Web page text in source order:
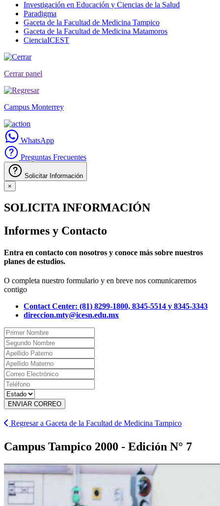
Investigación en Educación y Ciencias de la Salud
Paradigma
Gaceta de la Facultad de Medicina Tampico
Gaceta de la Facultad de Medicina Matamoros
CienciaICEST
Cerrar panel
Campus Monterrey
WhatsApp
Preguntas Frecuentes
Solicitar Información
×
SOLICITA INFORMACIÓN
Informes y Contacto
Entra en contacto con nosotros y conoce más sobre nuestros
planes de estudios.
O completa nuestro formulario y en breve nos comunicaremos
contigo
Contact Center: (81) 8299-1800, 8345-5514 y 8345-3343
direccion.mty@icesn.edu.mx
ENVIAR CORREO
Regresar a Gaceta de la Facultad de Medicina Tampico
Campus Tampico 2000 - Edición N° 7